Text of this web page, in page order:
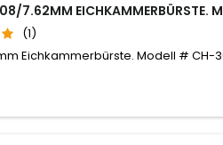
7.62MM EICHKAMMERBÜRSTE.
(1)
Eichkammerbürste. Modell # CH-